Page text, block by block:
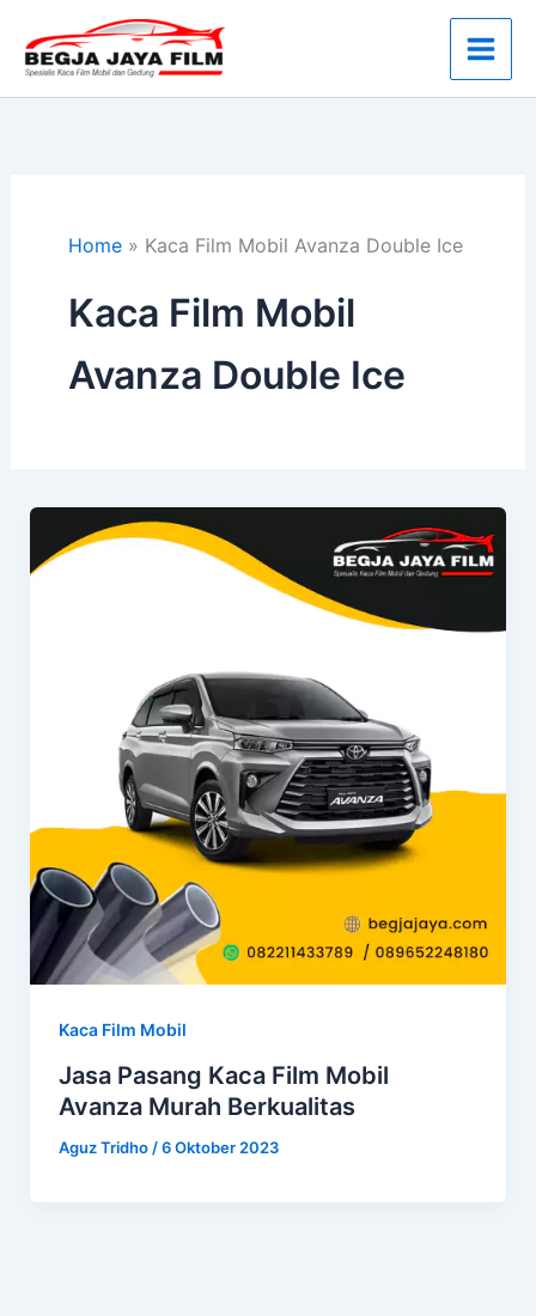
konten
Home» Kaca Film Mobil Avanza Double Ice
Kaca Film Mobil
Avanza Double Ice
Kaca Film Mobil
Jasa Pasang Kaca Film Mobil
Avanza Murah Berkualitas
Aguz Tridho /6 Oktober 2023